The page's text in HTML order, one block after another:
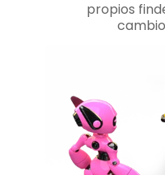
propios